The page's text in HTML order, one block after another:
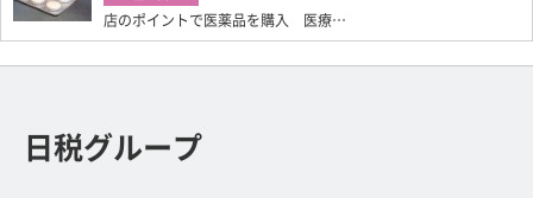
店のポイントで医薬品を購入 医療…
日税グループ